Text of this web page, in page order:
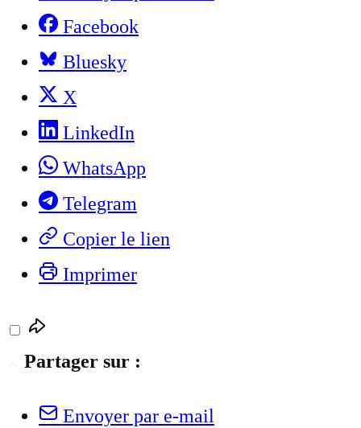
Facebook
Bluesky
X
LinkedIn
WhatsApp
Telegram
Copier le lien
Imprimer
Partager sur :
Envoyer par e-mail